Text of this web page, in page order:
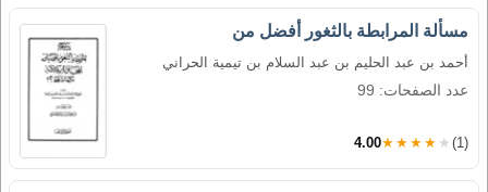
مسألة المرابطة بالثغور أفضل من
أحمد بن عبد الحليم بن عبد السلام بن تيمية الحراني
عدد الصفحات: 99
4.00★★★★★ (1)